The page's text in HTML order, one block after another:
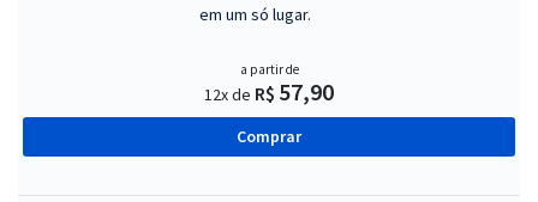
em um só lugar.
a partir de
12x de R$ 57,90
Comprar